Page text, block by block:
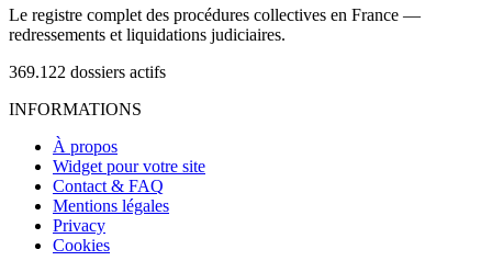
Le registre complet des procédures collectives en France —
redressements et liquidations judiciaires.
369.122 dossiers actifs
INFORMATIONS
À propos
Widget pour votre site
Contact & FAQ
Mentions légales
Privacy
Cookies